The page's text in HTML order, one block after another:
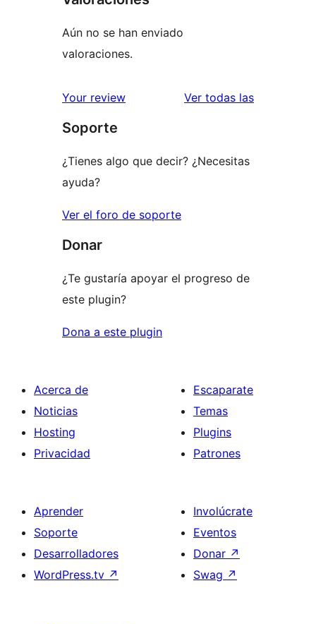
Aún no se han enviado
valoraciones.
Your review Ver todas las
Soporte
¿Tienes algo que decir? ¿Necesitas
ayuda?
Ver el foro de soporte
Donar
¿Te gustaría apoyar el progreso de
este plugin?
Dona a este plugin
Acerca de
Noticias
Hosting
Privacidad
Escaparate
Temas
Plugins
Patrones
Aprender
Soporte
Desarrolladores
WordPress.tv ↗
Involúcrate
Eventos
Donar ↗
Swag ↗